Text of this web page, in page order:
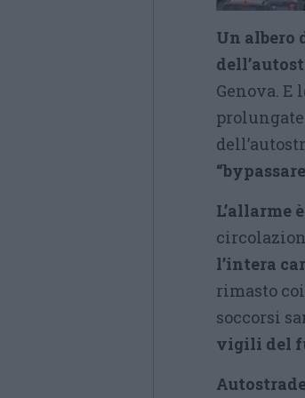
Un albero
Genova.
L’allarme
l’intera
rimasto
soccorsi
vigili del